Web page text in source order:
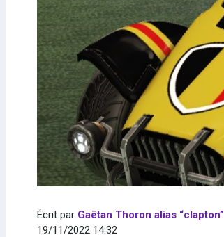
Écrit par Gaëtan Thoron alias “clapton”
19/11/2022 14:32